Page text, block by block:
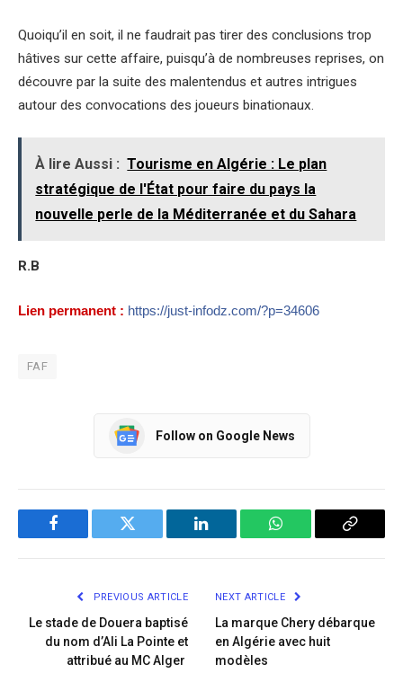
Quoiqu’il en soit, il ne faudrait pas tirer des conclusions trop
hâtives sur cette affaire, puisqu’à de nombreuses reprises, on
découvre par la suite des malentendus et autres intrigues
autour des convocations des joueurs binationaux.
À lire Aussi : Tourisme en Algérie : Le plan
stratégique de l'État pour faire du pays la
nouvelle perle de la Méditerranée et du Sahara
R.B
Lien permanent : https://just-infodz.com/?p=34606
FAF
Follow on Google News
Facebook Twitter LinkedIn WhatsApp Copy
PREVIOUS ARTICLE
Le stade de Douera baptisé
du nom d’Ali La Pointe et
attribué au MC Alger
NEXT ARTICLE
La marque Chery débarque
en Algérie avec huit
modèles